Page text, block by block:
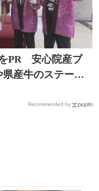
PR 安心院産ブ
県産牛のステーキ
Recommended by